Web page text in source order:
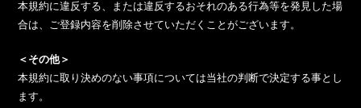
本規約に違反する、または違反するおそれのある行為等を発見した場
合は、ご登録内容を削除させていただくことがございます。
＜その他＞
本規約に取り決めのない事項については当社の判断で決定する事とし
ます。